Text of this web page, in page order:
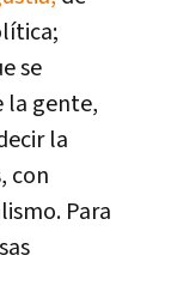
se
la gente,
la
con
Para